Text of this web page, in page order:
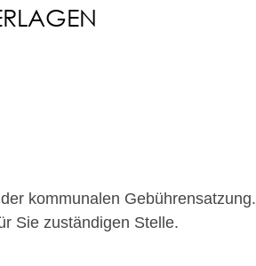
kommunalen Gebührensatzung.
Sie zuständigen Stelle.